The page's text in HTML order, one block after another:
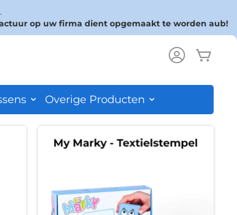
.
op uw firma dient opgemaakt te worden aub!
Overige Producten